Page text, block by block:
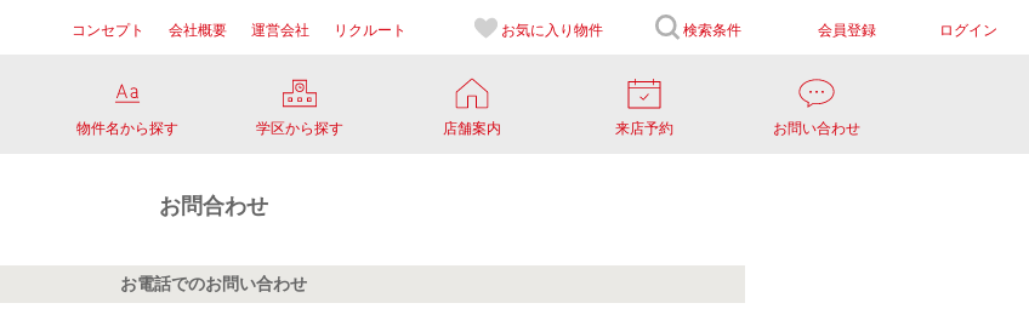
コンセプト 会社概要 運営会社 リクルート お気に入り 物件 検索条件 会員登録 ログイン
物件名から探す 学区から探す 店舗案内 来店予約 お問い合わせ
お問合わせ
お電話でのお問い合わせ